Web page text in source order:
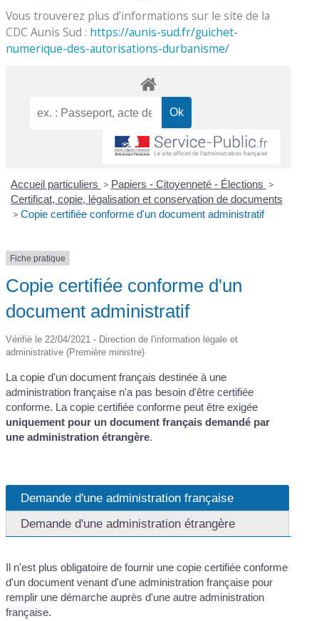
Vous trouverez plus d’informations sur le site de la
CDC Aunis Sud : https://aunis-sud.fr/guichet-
numerique-des-autorisations-durbanisme/
Accueil particuliers > Papiers - Citoyenneté - Élections >
Certificat, copie, légalisation et conservation de documents
> Copie certifiée conforme d'un document administratif
Fiche pratique
Copie certifiée conforme d'un
document administratif
Vérifié le 22/04/2021 - Direction de l'information légale et
administrative (Première ministre)
La copie d'un document français destinée à une
administration française n'a pas besoin d'être certifiée
conforme. La copie certifiée conforme peut être exigée
uniquement pour un document français demandé par
une administration étrangère.
Demande d'une administration française
Demande d'une administration étrangère
Il n'est plus obligatoire de fournir une copie certifiée conforme
d'un document venant d'une administration française pour
remplir une démarche auprès d'une autre administration
française.